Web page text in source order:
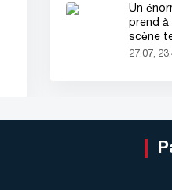
Un
prend à
scène
27.07,